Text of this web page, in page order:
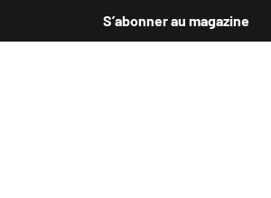
S’abonner au magazine